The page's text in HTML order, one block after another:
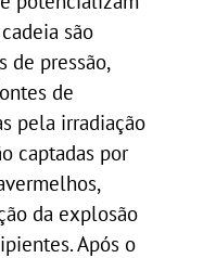
são
de pressão,
de
pela irradiação
captadas por
da explosão
Após o